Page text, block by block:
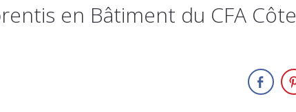
en Bâtiment du CFA Côte